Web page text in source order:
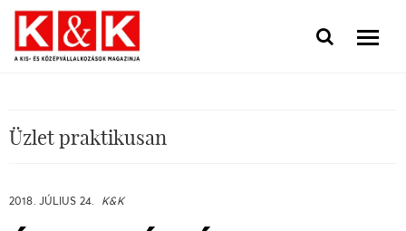
Üzlet praktikusan
2018. JÚLIUS 24. K&K